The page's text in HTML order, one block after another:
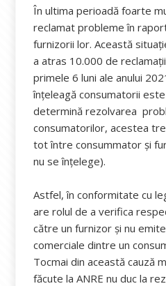
În ultima perioadă foarte
reclamat probleme în
furnizorii lor. Această
a atras 10.000 de
primele 6 luni ale anului
înțeleagă consumatorii
determină rezolvarea
consumatorilor, acestea
tot între consummator și
nu se înțelege).
Astfel, în conformitate cu
are rolul de a verifica
către un furnizor și nu
comerciale dintre un
Tocmai din această cauză
făcute la ANRE nu duc la